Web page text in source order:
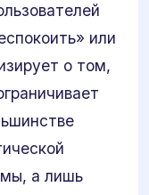
или
о том,
а лишь